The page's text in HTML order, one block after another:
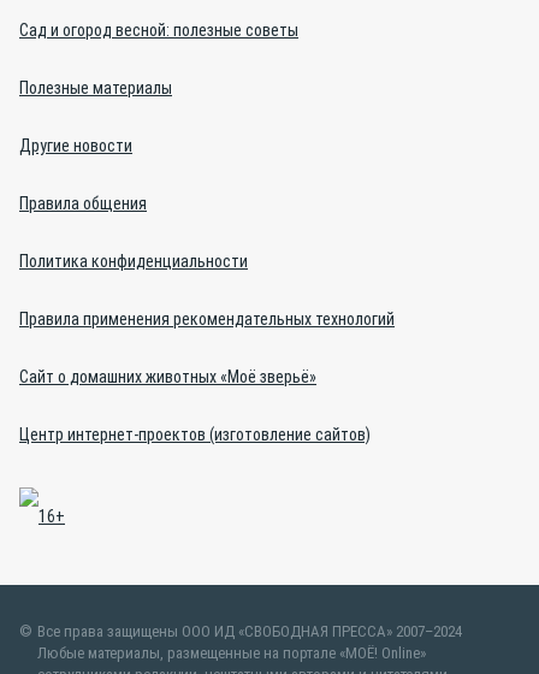
Сад и огород весной: полезные советы
Полезные материалы
Другие новости
Правила общения
Политика конфиденциальности
Правила применения рекомендательных технологий
Сайт о домашних животных «Моё зверьё»
Центр интернет-проектов (изготовление сайтов)
Все права защищены ООО ИД «СВОБОДНАЯ ПРЕССА» 2007–2024
Любые материалы, размещенные на портале «МОЁ! Online»